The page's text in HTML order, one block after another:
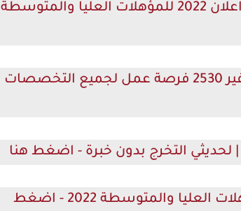
وظائف جهاز مشروعات الخدمة الوطنية اعلان 2022 للمؤهلات العليا والمتوسطة
اعلان وظائف القوي العامله تعلن عن توفير 2530 فرصة عمل لجميع التخصصات
وظائف السفارة الامريكية بالقاهرة للمؤهلات العليا والمتوسطة 2022 - اضغط